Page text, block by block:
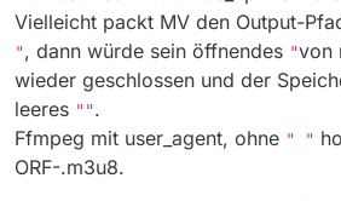
Vielleicht packt MV den Output-
", dann würde sein öffnendes "von
wieder geschlossen und der
leeres "".
Ffmpeg mit user_agent, ohne " "
ORF-.m3u8.